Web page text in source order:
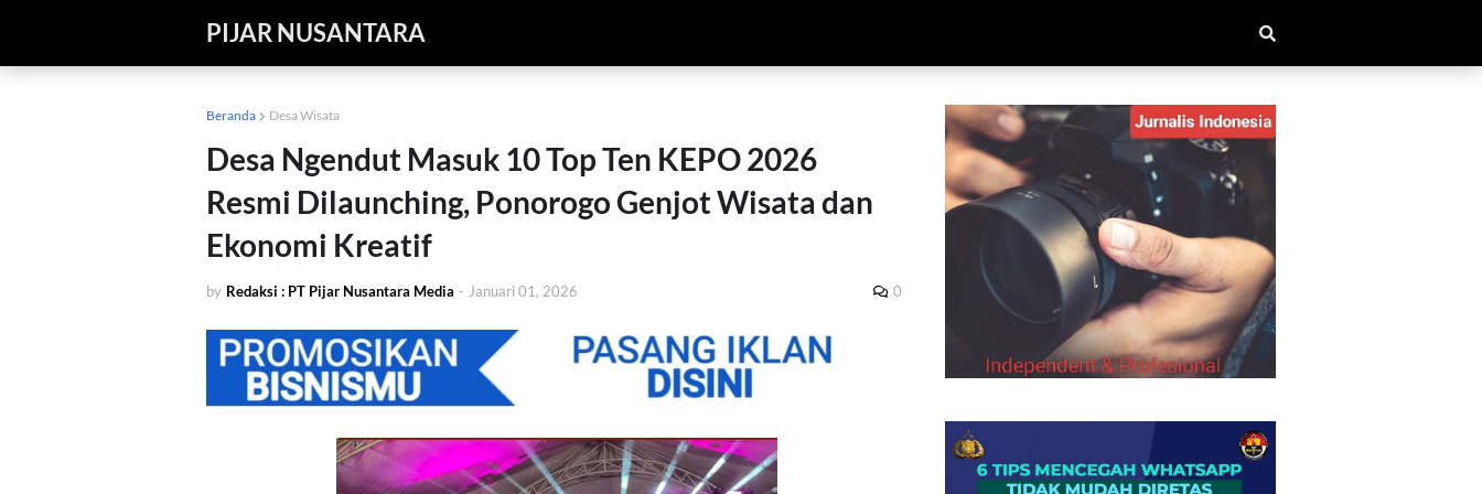
PIJAR NUSANTARA
Beranda Desa Wisata
Desa Ngendut Masuk 10 Top Ten KEPO 2026
Resmi Dilaunching, Ponorogo Genjot Wisata dan
Ekonomi Kreatif
by Redaksi : PT Pijar Nusantara Media - Januari 01, 2026 0